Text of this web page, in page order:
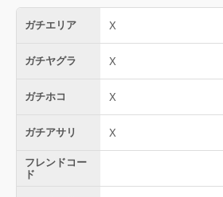
ガチエリア X
ガチヤグラ X
ガチホコ X
ガチアサリ X
フレンドコー
ド